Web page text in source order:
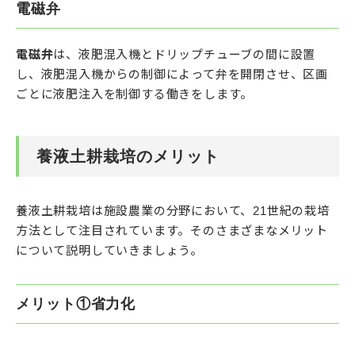
電磁弁
電磁弁は、液肥混入機とドリップチューブの間に設置
し、液肥混入機からの制御によって弁を開閉させ、区画
ごとに液肥注入を制御する働きをします。
養液土耕栽培のメリット
養液土耕栽培は施設農業の分野において、21世紀の栽培
方法として注目されています。そのさまざまなメリット
について説明していきましょう。
メリット①省力化